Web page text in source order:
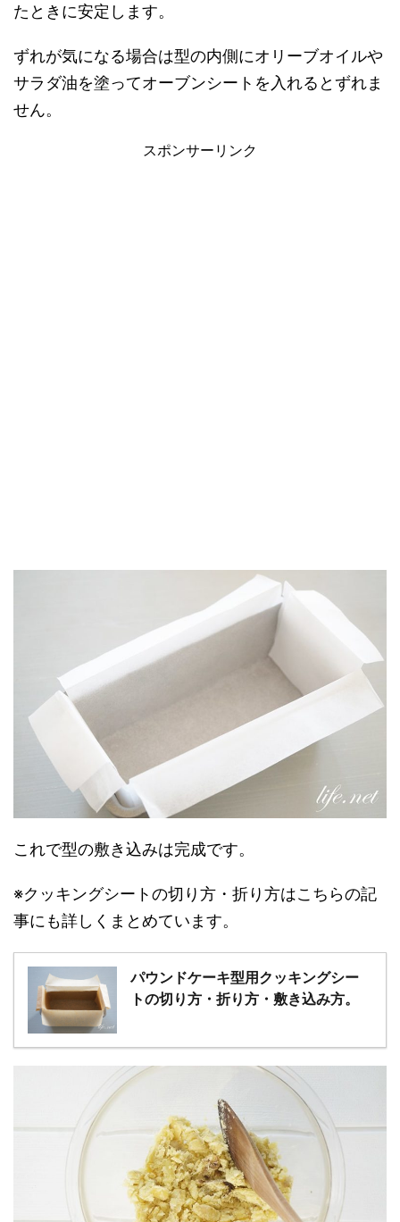
たときに安定します。
ずれが気になる場合は型の内側にオリーブオイルや
サラダ油を塗ってオーブンシートを入れるとずれま
せん。
スポンサーリンク
これで型の敷き込みは完成です。
※クッキングシートの切り方・折り方はこちらの記
事にも詳しくまとめています。
パウンドケーキ型用クッキングシー
トの切り方・折り方・敷き込み方。